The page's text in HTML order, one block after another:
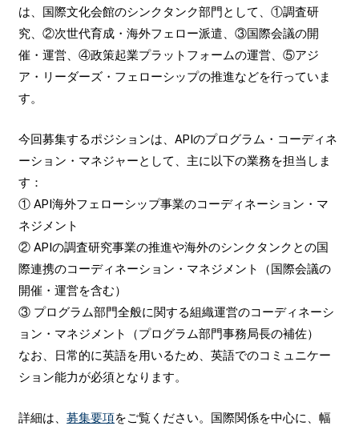
は、国際文化会館のシンクタンク部門として、①調査研
究、②次世代育成・海外フェロー派遣、③国際会議の開
催・運営、④政策起業プラットフォームの運営、⑤アジ
ア・リーダーズ・フェローシップの推進などを行っていま
す。
今回募集するポジションは、APIのプログラム・コーディネ
ーション・マネジャーとして、主に以下の業務を担当しま
す：
① API海外フェローシップ事業のコーディネーション・マ
ネジメント
② APIの調査研究事業の推進や海外のシンクタンクとの国
際連携のコーディネーション・マネジメント（国際会議の
開催・運営を含む）
③ プログラム部門全般に関する組織運営のコーディネーシ
ョン・マネジメント（プログラム部門事務局長の補佐）
なお、日常的に英語を用いるため、英語でのコミュニケー
ション能力が必須となります。
詳細は、募集要項をご覧ください。国際関係を中心に、幅